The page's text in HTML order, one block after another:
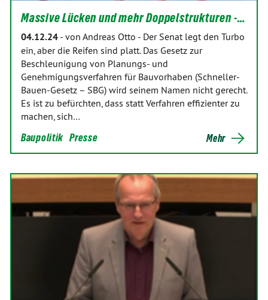
Massive Lücken und mehr Doppelstrukturen -…
04.12.24 - von Andreas Otto - Der Senat legt den Turbo
ein, aber die Reifen sind platt. Das Gesetz zur
Beschleunigung von Planungs- und
Genehmigungsverfahren für Bauvorhaben (Schneller-
Bauen-Gesetz – SBG) wird seinem Namen nicht gerecht.
Es ist zu befürchten, dass statt Verfahren effizienter zu
machen, sich…
Baupolitik Presse Mehr